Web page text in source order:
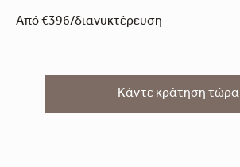
Από €396/διανυκτέρευση
Κάντε κράτηση τώρα